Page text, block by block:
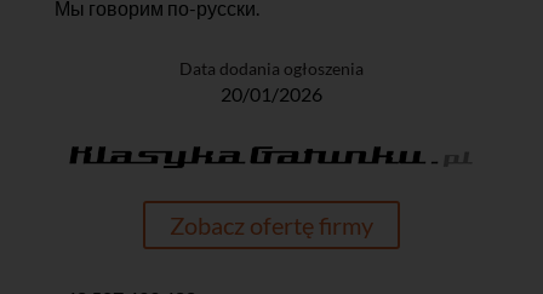
Мы говорим по-русски.
Data dodania ogłoszenia
20/01/2026
Zobacz ofertę firmy